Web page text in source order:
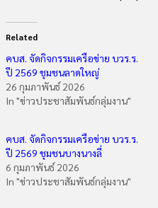
Related
คบส. จัดกิจกรรมเครือข่าย บวร.ร.
ปี 2569 ชุมชนลาดใหญ่
26 กุมภาพันธ์ 2026
In "ข่าวประชาสัมพันธ์กลุ่มงาน"
คบส. จัดกิจกรรมเครือข่าย บวร.ร.
ปี 2569 ชุมชนบางนางลี่
6 กุมภาพันธ์ 2026
In "ข่าวประชาสัมพันธ์กลุ่มงาน"